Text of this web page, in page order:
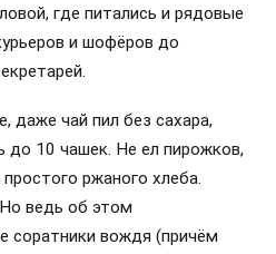
где питались и рядовые
и шофёров до
даже чай пил без сахара,
до 10 чашек. Не ел пирожков,
ржаного хлеба.
ведь об этом
соратники вождя (причём